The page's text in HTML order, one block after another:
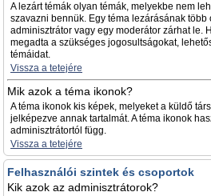
A lezárt témák olyan témák, melyekbe nem
szavazni bennük. Egy téma lezárásának több
adminisztrátor vagy egy moderátor zárhat le.
megadta a szükséges jogosultságokat,
témáidat.
Vissza a tetejére
Mik azok a téma ikonok?
A téma ikonok kis képek, melyeket a küldő
jelképezve annak tartalmát. A téma ikonok
adminisztrátortól függ.
Vissza a tetejére
Felhasználói szintek és csoportok
Kik azok az adminisztrátorok?